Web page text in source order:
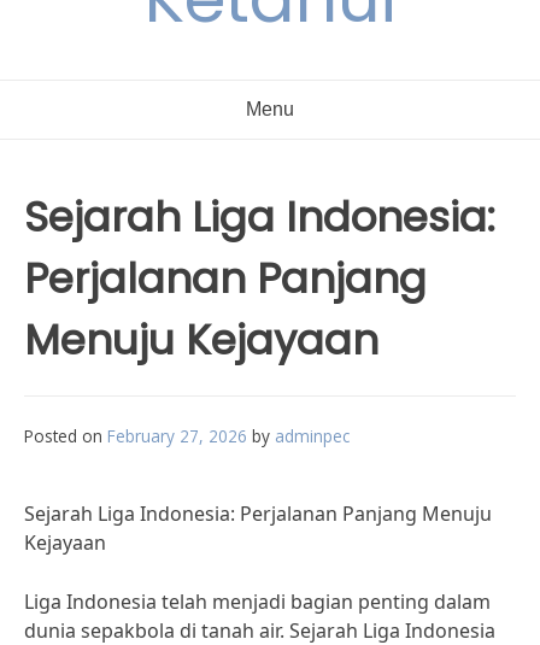
Menu
Sejarah Liga Indonesia:
Perjalanan Panjang
Menuju Kejayaan
Posted on February 27, 2026 by adminpec
Sejarah Liga Indonesia: Perjalanan Panjang Menuju
Kejayaan
Liga Indonesia telah menjadi bagian penting dalam
dunia sepakbola di tanah air. Sejarah Liga Indonesia